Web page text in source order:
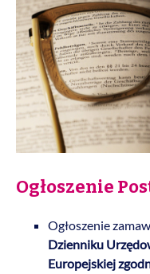
Ogłoszenie
Ogłoszenie
Dzienniku
Europejskiej